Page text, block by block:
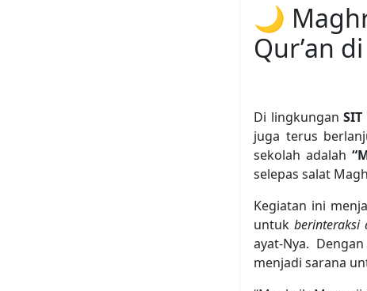
🌙
Qur’an
Di lingkungan
juga terus
sekolah adalah
selepas salat
Kegiatan ini
untuk berinteraksi
ayat-Nya.
menjadi sarana